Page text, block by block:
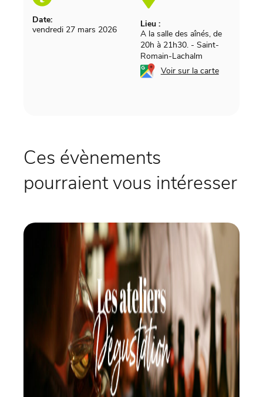
Date:
vendredi 27 mars 2026
Lieu :
A la salle des aînés, de
20h à 21h30. - Saint-
Romain-Lachalm
Voir sur la carte
Ces évènements
pourraient vous intéresser